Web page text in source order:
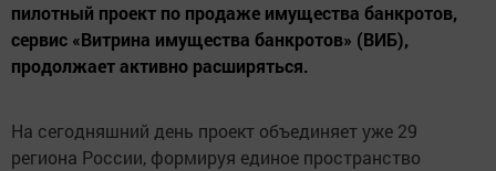
пилотный проект по продаже имущества банкротов,
сервис «Витрина имущества банкротов» (ВИБ),
продолжает активно расширяться.
На сегодняшний день проект объединяет уже 29
региона России, формируя единое пространство